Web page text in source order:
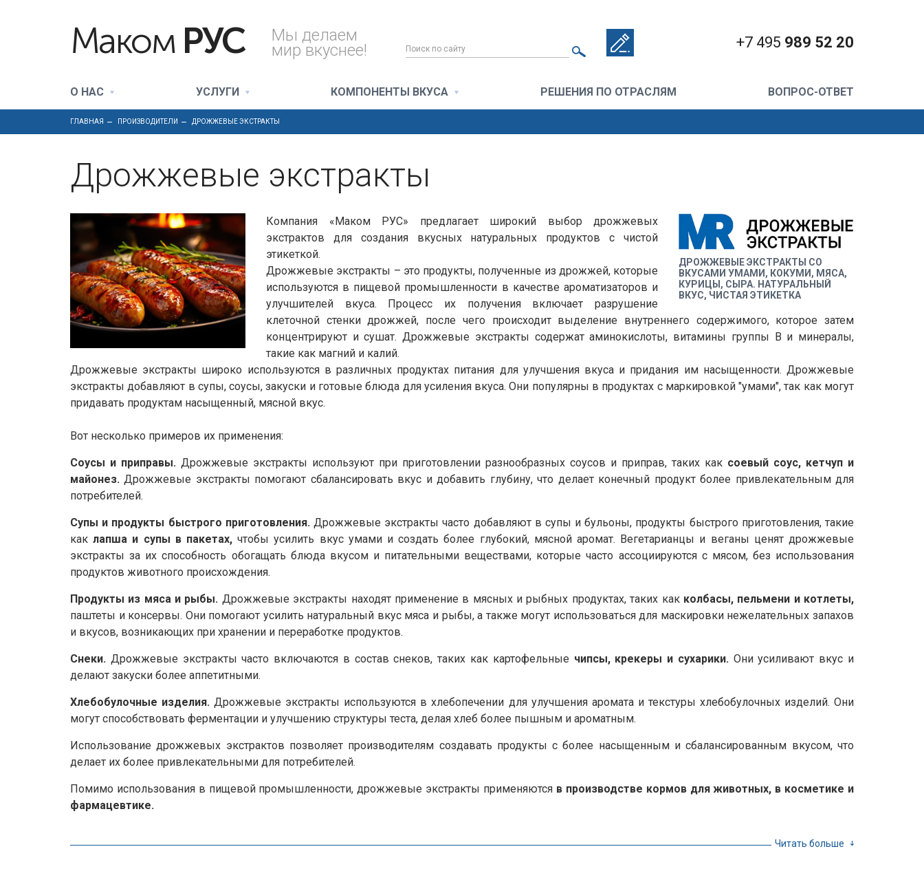
О НАС УСЛУГИ КОМПОНЕНТЫ ВКУСА РЕШЕНИЯ ПО ОТРАСЛЯМ ВОПРОС-ОТВЕТ
Маком РУС Мы делаем
мир вкуснее! +7 495 989 52 20
ГЛАВНАЯ ПРОИЗВОДИТЕЛИ ДРОЖЖЕВЫЕ ЭКСТРАКТЫ
Дрожжевые экстракты
ДРОЖЖЕВЫЕ ЭКСТРАКТЫ СО
ВКУСАМИ УМАМИ, КОКУМИ, МЯСА,
КУРИЦЫ, СЫРА. НАТУРАЛЬНЫЙ
ВКУС, ЧИСТАЯ ЭТИКЕТКА
Компания «Маком РУС» предлагает широкий выбор дрожжевых
экстрактов для создания вкусных натуральных продуктов с чистой
этикеткой.
Дрожжевые экстракты – это продукты, полученные из дрожжей, которые
используются в пищевой промышленности в качестве ароматизаторов и
улучшителей вкуса. Процесс их получения включает разрушение
клеточной стенки дрожжей, после чего происходит выделение внутреннего содержимого, которое затем
концентрируют и сушат. Дрожжевые экстракты содержат аминокислоты, витамины группы B и минералы,
такие как магний и калий.
Дрожжевые экстракты широко используются в различных продуктах питания для улучшения вкуса и придания им насыщенности. Дрожжевые
экстракты добавляют в супы, соусы, закуски и готовые блюда для усиления вкуса. Они популярны в продуктах с маркировкой "умами", так как могут
придавать продуктам насыщенный, мясной вкус.
Вот несколько примеров их применения:
Соусы и приправы. Дрожжевые экстракты используют при приготовлении разнообразных соусов и приправ, таких как соевый соус, кетчуп и
майонез. Дрожжевые экстракты помогают сбалансировать вкус и добавить глубину, что делает конечный продукт более привлекательным для
потребителей.
Супы и продукты быстрого приготовления.Дрожжевые экстракты часто добавляют в супы и бульоны, продукты быстрого приготовления, такие
каклапша и супы в пакетах, чтобы усилить вкус умами и создать более глубокий, мясной аромат. Вегетарианцы и веганы ценят дрожжевые
экстракты за их способность обогащать блюда вкусом и питательными веществами, которые часто ассоциируются с мясом, без использования
продуктов животного происхождения.
Продукты из мяса и рыбы. Дрожжевые экстракты находят применение в мясных и рыбных продуктах, таких как колбасы, пельмени и котлеты,
паштеты и консервы. Они помогают усилить натуральный вкус мяса и рыбы, а также могут использоваться для маскировки нежелательных запахов
и вкусов, возникающих при хранении и переработке продуктов.
Снеки. Дрожжевые экстракты часто включаются в состав снеков, таких как картофельные чипсы, крекеры и сухарики.Они усиливают вкус и
делают закуски более аппетитными.
Хлебобулочные изделия. Дрожжевые экстракты используются в хлебопечении для улучшения аромата и текстуры хлебобулочных изделий. Они
могут способствовать ферментации и улучшению структуры теста, делая хлеб более пышным и ароматным.
Использование дрожжевых экстрактов позволяет производителям создавать продукты с более насыщенным и сбалансированным вкусом, что
делает их более привлекательными для потребителей.
Помимо использования в пищевой промышленности, дрожжевые экстракты применяются в производстве кормов для животных, в косметике и
фармацевтике.
Читать больше